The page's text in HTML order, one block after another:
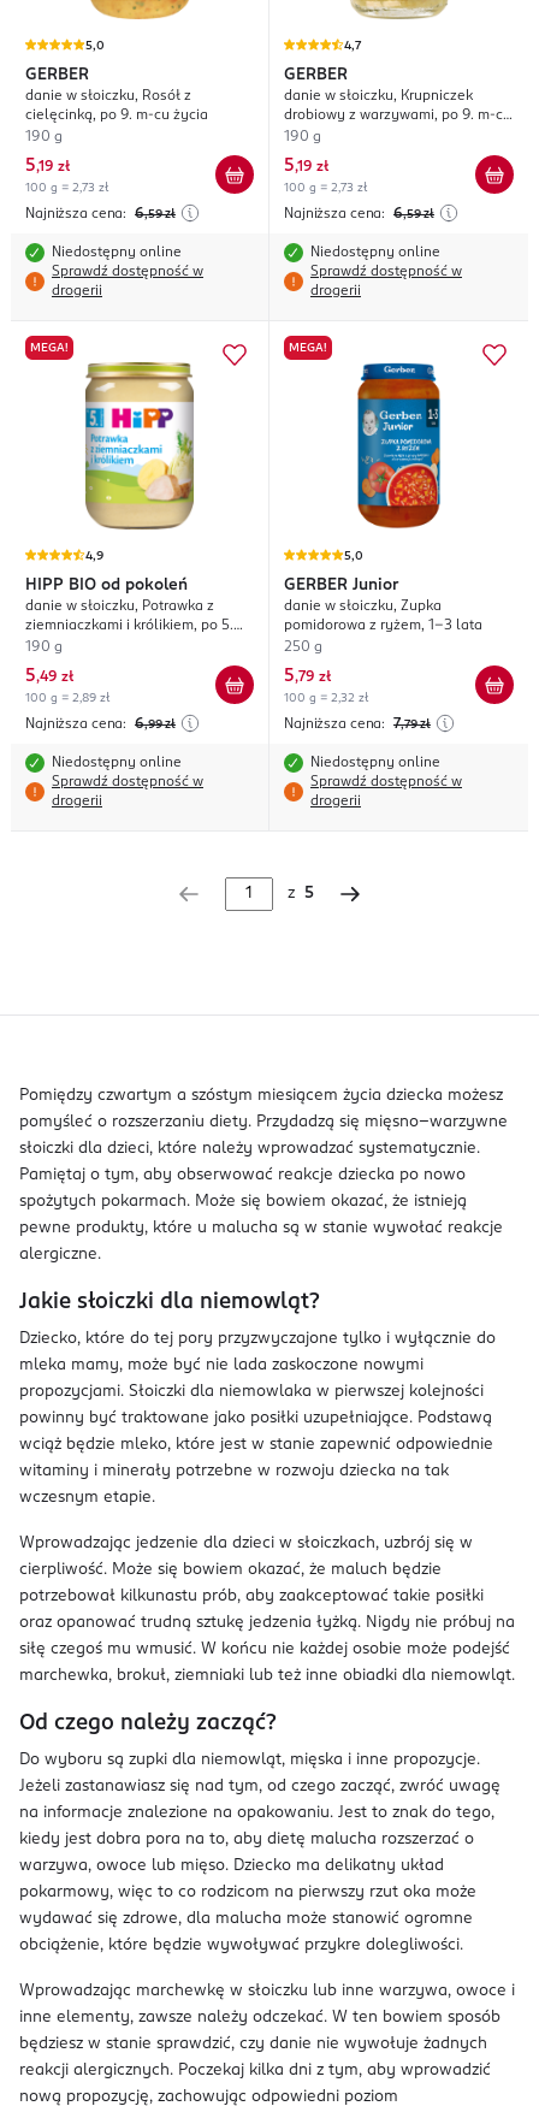
5,0
GERBER
danie w słoiczku, Rosół z
cielęcinką, po 9. m-cu życia
190 g
5,19 zł
100 g = 2,73 zł
Najniższa cena: 6,59 zł
Niedostępny online
Sprawdź dostępność w
drogerii
4,7
GERBER
danie w słoiczku, Krupniczek
drobiowy z warzywami, po 9. m-cu
życia
190 g
5,19 zł
100 g = 2,73 zł
Najniższa cena: 6,59 zł
Niedostępny online
Sprawdź dostępność w
drogerii
MEGA!
4,9
HIPP BIO od pokoleń
danie w słoiczku, Potrawka z
ziemniaczkami i królikiem, po 5.
m-cu życia
190 g
5,49 zł
100 g = 2,89 zł
Najniższa cena: 6,99 zł
Niedostępny online
Sprawdź dostępność w
drogerii
MEGA!
5,0
GERBER Junior
danie w słoiczku, Zupka
pomidorowa z ryżem, 1-3 lata
250 g
5,79 zł
100 g = 2,32 zł
Najniższa cena: 7,79 zł
Niedostępny online
Sprawdź dostępność w
drogerii
z 5
Pomiędzy czwartym a szóstym miesiącem życia dziecka możesz
pomyśleć o rozszerzaniu diety. Przydadzą się mięsno–warzywne
słoiczki dla dzieci, które należy wprowadzać systematycznie.
Pamiętaj o tym, aby obserwować reakcje dziecka po nowo
spożytych pokarmach. Może się bowiem okazać, że istnieją
pewne produkty, które u malucha są w stanie wywołać reakcje
alergiczne.
Jakie słoiczki dla niemowląt?
Dziecko, które do tej pory przyzwyczajone tylko i wyłącznie do
mleka mamy, może być nie lada zaskoczone nowymi
propozycjami. Słoiczki dla niemowlaka w pierwszej kolejności
powinny być traktowane jako posiłki uzupełniające. Podstawą
wciąż będzie mleko, które jest w stanie zapewnić odpowiednie
witaminy i minerały potrzebne w rozwoju dziecka na tak
wczesnym etapie.
Wprowadzając jedzenie dla dzieci w słoiczkach, uzbrój się w
cierpliwość. Może się bowiem okazać, że maluch będzie
potrzebował kilkunastu prób, aby zaakceptować takie posiłki
oraz opanować trudną sztukę jedzenia łyżką. Nigdy nie próbuj na
siłę czegoś mu wmusić. W końcu nie każdej osobie może podejść
marchewka, brokuł, ziemniaki lub też inne obiadki dla niemowląt.
Od czego należy zacząć?
Do wyboru są zupki dla niemowląt, mięska i inne propozycje.
Jeżeli zastanawiasz się nad tym, od czego zacząć, zwróć uwagę
na informacje znalezione na opakowaniu. Jest to znak do tego,
kiedy jest dobra pora na to, aby dietę malucha rozszerzać o
warzywa, owoce lub mięso. Dziecko ma delikatny układ
pokarmowy, więc to co rodzicom na pierwszy rzut oka może
wydawać się zdrowe, dla malucha może stanowić ogromne
obciążenie, które będzie wywoływać przykre dolegliwości.
Wprowadzając marchewkę w słoiczku lub inne warzywa, owoce i
inne elementy, zawsze należy odczekać. W ten bowiem sposób
będziesz w stanie sprawdzić, czy danie nie wywołuje żadnych
reakcji alergicznych. Poczekaj kilka dni z tym, aby wprowadzić
nową propozycję, zachowując odpowiedni poziom